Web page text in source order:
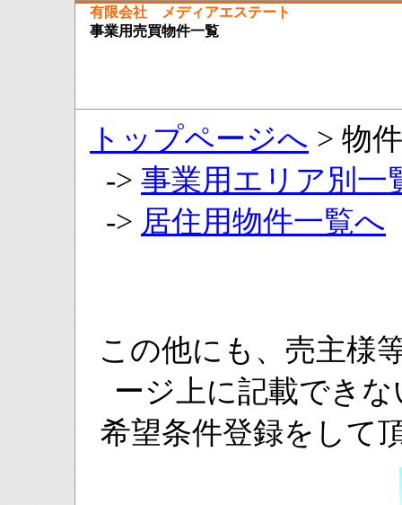
有限会社 メディアエステート
事業用売買物件一覧
トップページへ > 物
-> 事業用エリア別一
-> 居住用物件一覧へ
この他にも、売主様
ージ上に記載でき
希望条件登録をして